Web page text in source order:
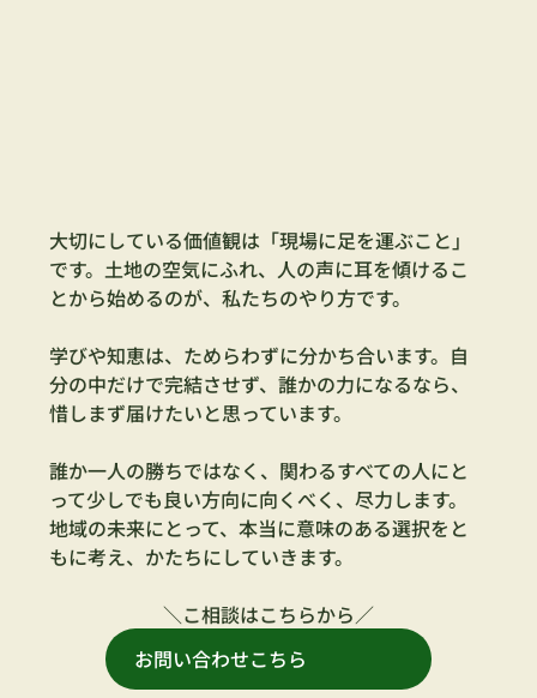
大切にしている価値観は「現場に足を運ぶこと」
です。土地の空気にふれ、人の声に耳を傾けるこ
とから始めるのが、私たちのやり方です。
学びや知恵は、ためらわずに分かち合います。自
分の中だけで完結させず、誰かの力になるなら、
惜しまず届けたいと思っています。
誰か一人の勝ちではなく、関わるすべての人にと
って少しでも良い方向に向くべく、尽力します。
地域の未来にとって、本当に意味のある選択をと
もに考え、かたちにしていきます。
＼こ相談はこちらから／
お問い合わせこちら